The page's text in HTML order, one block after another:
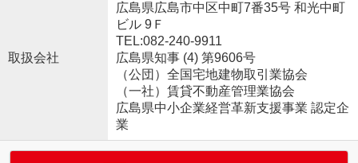
取扱会社
広島県広島市中区中町7番35号 和光中町
ビル 9Ｆ
TEL:082-240-9911
広島県知事 (4) 第9606号
（公団）全国宅地建物取引業協会
（一社）賃貸不動産管理業協会
広島県中小企業経営革新支援事業 認定企
業